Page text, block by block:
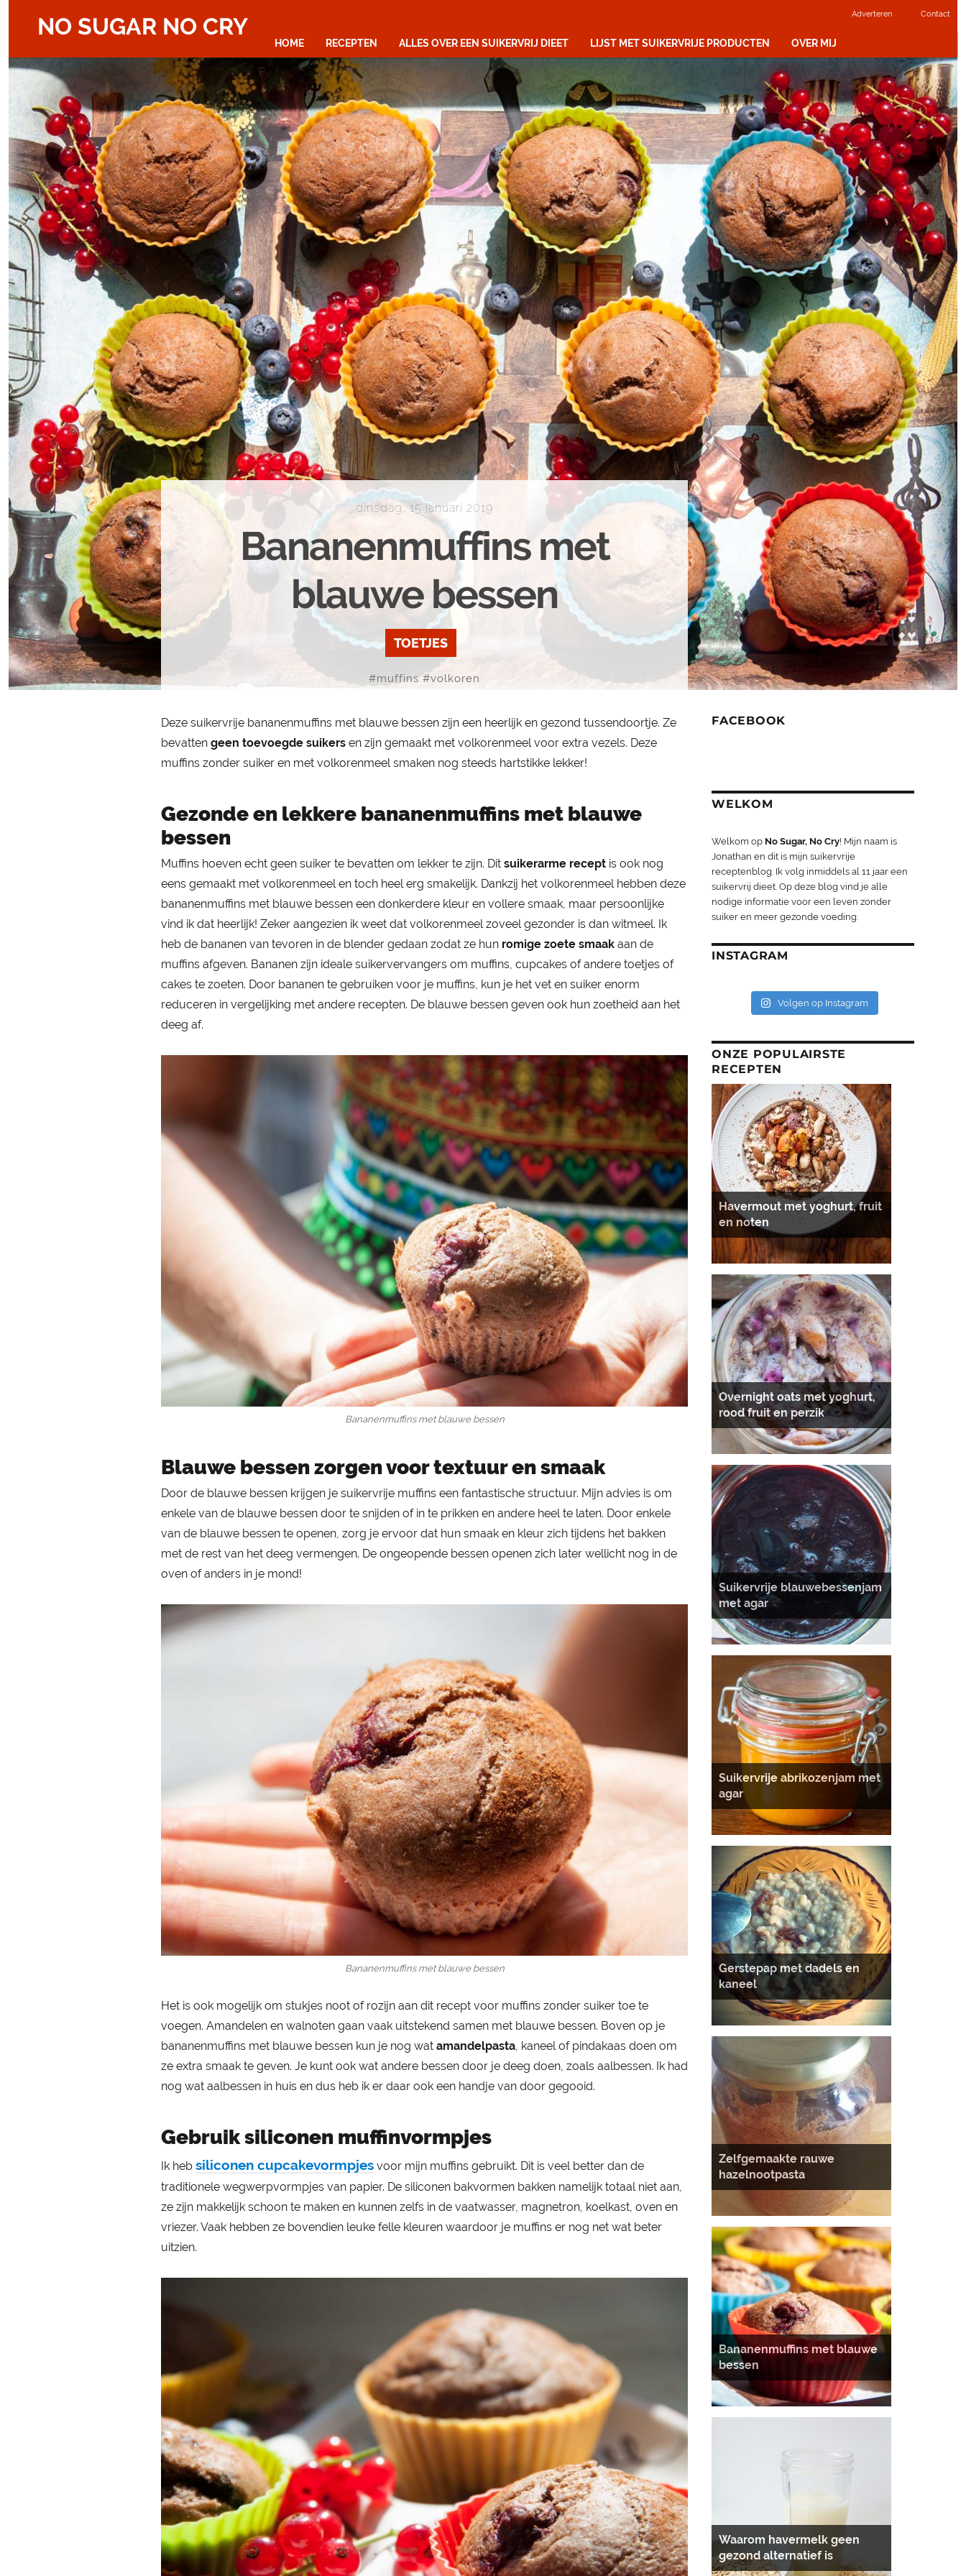
Contact
Adverteren
NO SUGAR NO CRY
HOME RECEPTEN ALLES OVER EEN SUIKERVRIJ DIEET LIJST MET SUIKERVRIJE PRODUCTEN OVER MIJ
dinsdag, 15 januari 2019
Bananenmuffins met
blauwe bessen
TOETJES
#muffins#volkoren
Deze suikervrije bananenmuffins met blauwe bessen zijn een heerlijk en gezond tussendoortje. Ze
bevatten geen toevoegde suikers en zijn gemaakt met volkorenmeel voor extra vezels. Deze
muffins zonder suiker en met volkorenmeel smaken nog steeds hartstikke lekker!
Gezonde en lekkere bananenmuffins met blauwe
bessen
Muffins hoeven echt geen suiker te bevatten om lekker te zijn. Dit suikerarme recept is ook nog
eens gemaakt met volkorenmeel en toch heel erg smakelijk. Dankzij het volkorenmeel hebben deze
bananenmuffins met blauwe bessen een donkerdere kleur en vollere smaak, maar persoonlijke
vind ik dat heerlijk! Zeker aangezien ik weet dat volkorenmeel zoveel gezonder is dan witmeel. Ik
heb de bananen van tevoren in de blender gedaan zodat ze hun romige zoete smaak aan de
muffins afgeven. Bananen zijn ideale suikervervangers om muffins, cupcakes of andere toetjes of
cakes te zoeten. Door bananen te gebruiken voor je muffins, kun je het vet en suiker enorm
reduceren in vergelijking met andere recepten. De blauwe bessen geven ook hun zoetheid aan het
deeg af.
Bananenmuffins met blauwe bessen
Blauwe bessen zorgen voor textuur en smaak
Door de blauwe bessen krijgen je suikervrije muffins een fantastische structuur. Mijn advies is om
enkele van de blauwe bessen door te snijden of in te prikken en andere heel te laten. Door enkele
van de blauwe bessen te openen, zorg je ervoor dat hun smaak en kleur zich tijdens het bakken
met de rest van het deeg vermengen. De ongeopende bessen openen zich later wellicht nog in de
oven of anders in je mond!
Bananenmuffins met blauwe bessen
Het is ook mogelijk om stukjes noot of rozijn aan dit recept voor muffins zonder suiker toe te
voegen. Amandelen en walnoten gaan vaak uitstekend samen met blauwe bessen. Boven op je
bananenmuffins met blauwe bessen kun je nog wat amandelpasta , kaneel of pindakaas doen om
ze extra smaak te geven. Je kunt ook wat andere bessen door je deeg doen, zoals aalbessen. Ik had
nog wat aalbessen in huis en dus heb ik er daar ook een handje van door gegooid.
Gebruik siliconen muffinvormpjes
Ik heb siliconen cupcakevormpjes voor mijn muffins gebruikt. Dit is veel better dan de
traditionele wegwerpvormpjes van papier. De siliconen bakvormen bakken namelijk totaal niet aan,
ze zijn makkelijk schoon te maken en kunnen zelfs in de vaatwasser, magnetron, koelkast, oven en
vriezer. Vaak hebben ze bovendien leuke felle kleuren waardoor je muffins er nog net wat beter
uitzien.
FACEBOOK
WELKOM
Welkom op No Sugar, No Cry! Mijn naam is
Jonathan en dit is mijn suikervrije
receptenblog. Ik volg inmiddels al 11 jaar een
suikervrij dieet. Op deze blog vind je alle
nodige informatie voor een leven zonder
suiker en meer gezonde voeding.
INSTAGRAM
Volgen op Instagram
ONZE POPULAIRSTE
RECEPTEN
Havermout met yoghurt, fruit
en noten
Overnight oats met yoghurt,
rood fruit en perzik
Suikervrije blauwebessenjam
met agar
Suikervrije abrikozenjam met
agar
Gerstepap met dadels en
kaneel
Zelfgemaakte rauwe
hazelnootpasta
Bananenmuffins met blauwe
bessen
Waarom havermelk geen
gezond alternatief is